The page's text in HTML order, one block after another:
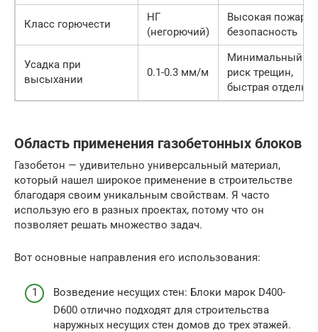
Класс горючести
НГ
(негорючий)
Высокая
безопасность
Усадка при
высыхании
0.1-0.3 мм/м
Минимальный
риск трещин,
быстрая отделка
Область применения газобетонных блоков
Газобетон — удивительно универсальный материал,
который нашел широкое применение в строительстве
благодаря своим уникальным свойствам. Я часто
использую его в разных проектах, потому что он
позволяет решать множество задач.
Вот основные направления его использования:
Возведение несущих стен: Блоки марок D400-
D600 отлично подходят для строительства
наружных несущих стен домов до трех этажей.